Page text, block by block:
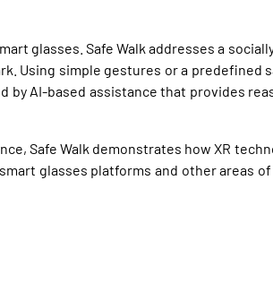
glasses. Safe Walk addresses a
Using simple gestures or a predefined
AI-based assistance that provides
Safe Walk demonstrates how XR
glasses platforms and other areas